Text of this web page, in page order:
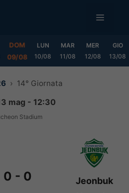
MENU
DOM
09/08
LUN
10/08
MAR
11/08
MER
12/08
GIO
13/08
14° Giornata
mag - 12:30
Stadium
0 - 0
Jeonbuk